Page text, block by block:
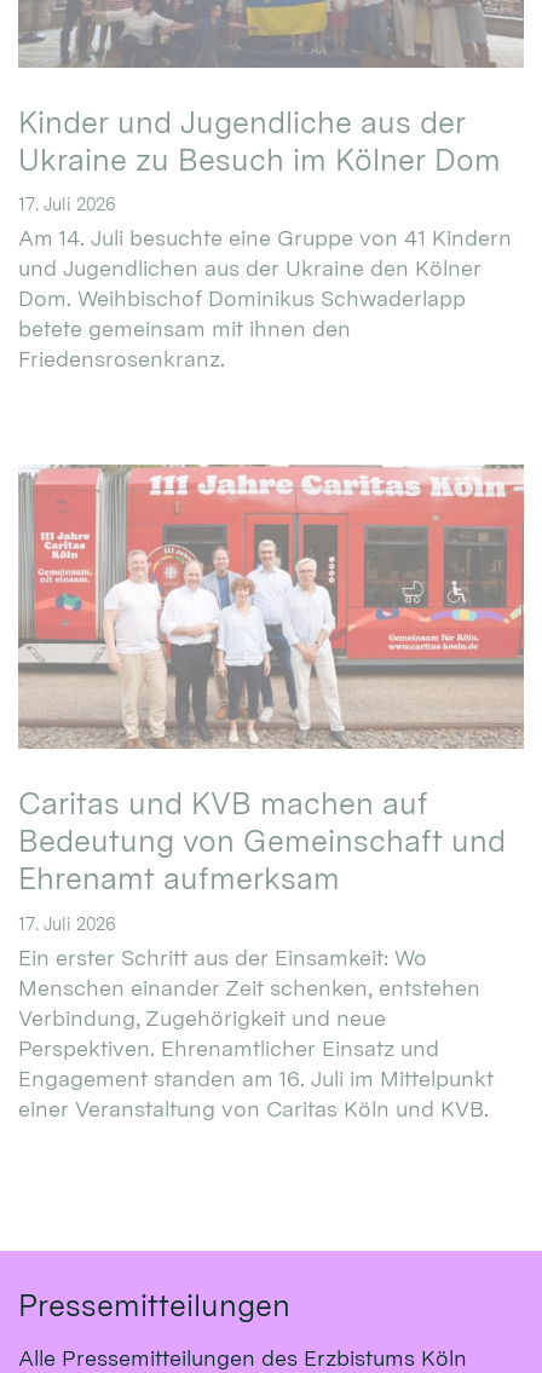
Kinder und Jugendliche aus der
Ukraine zu Besuch im Kölner Dom
17. Juli 2026
Am 14. Juli besuchte eine Gruppe von 41 Kindern
und Jugendlichen aus der Ukraine den Kölner
Dom. Weihbischof Dominikus Schwaderlapp
betete gemeinsam mit ihnen den
Friedensrosenkranz.
Caritas und KVB machen auf
Bedeutung von Gemeinschaft und
Ehrenamt aufmerksam
17. Juli 2026
Ein erster Schritt aus der Einsamkeit: Wo
Menschen einander Zeit schenken, entstehen
Verbindung, Zugehörigkeit und neue
Perspektiven. Ehrenamtlicher Einsatz und
Engagement standen am 16. Juli im Mittelpunkt
einer Veranstaltung von Caritas Köln und KVB.
Pressemitteilungen
Alle Pressemitteilungen des Erzbistums Köln